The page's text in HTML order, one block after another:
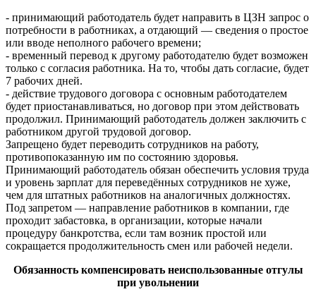
- принимающий работодатель будет направить в ЦЗН запрос о
потребности в работниках, а отдающий — сведения о простое
или вводе неполного рабочего времени;
- временный перевод к другому работодателю будет возможен
только с согласия работника. На то, чтобы дать согласие, будет
7 рабочих дней.
- действие трудового договора с основным работодателем
будет приостанавливаться, но договор при этом действовать
продолжил. Принимающий работодатель должен заключить с
работником другой трудовой договор.
Запрещено будет переводить сотрудников на работу,
противопоказанную им по состоянию здоровья.
Принимающий работодатель обязан обеспечить условия труда
и уровень зарплат для переведённых сотрудников не хуже,
чем для штатных работников на аналогичных должностях.
Под запретом — направление работников в компании, где
проходит забастовка, в организации, которые начали
процедуру банкротства, если там возник простой или
сокращается продолжительность смен или рабочей недели.
Обязанность компенсировать неиспользованные отгулы
при увольнении